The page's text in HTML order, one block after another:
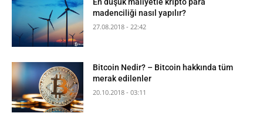
En düşük maliyetle kripto para
madenciliği nasıl yapılır?
27.08.2018 - 22:42
Bitcoin Nedir? – Bitcoin hakkında tüm
merak edilenler
20.10.2018 - 03:11